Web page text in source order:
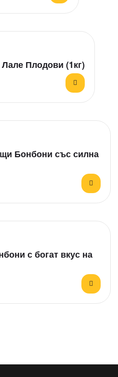
Плодови (1кг)
Бонбони със силна
с богат вкус на